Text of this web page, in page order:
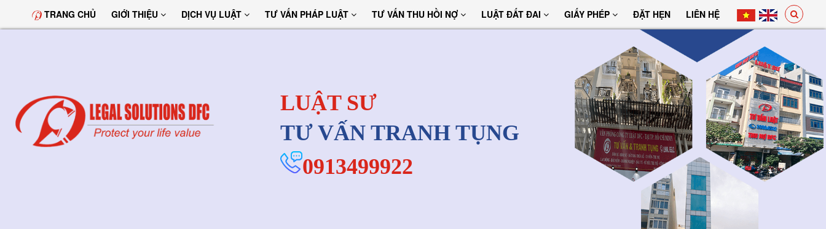
TRANG CHỦ GIỚI THIỆU DỊCH VỤ LUẬT TƯ VẤN PHÁP LUẬT TƯ VẤN THU HỒI NỢ LUẬT ĐẤT ĐAI GIẤY PHÉP ĐẶT HẸN LIÊN HỆ
LUẬT SƯ
TƯ VẤN TRANH TỤNG
0913499922